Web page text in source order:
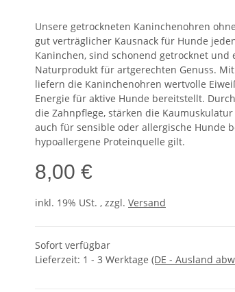
Unsere getrockneten Kaninchenohren
gut verträglicher Kausnack für Hunde
Kaninchen, sind schonend getrocknet
Naturprodukt für artgerechten Genuss.
liefern die Kaninchenohren wertvolle
Energie für aktive Hunde bereitstellt.
die Zahnpflege, stärken die
auch für sensible oder allergische Hunde
hypoallergene Proteinquelle gilt.
8,00 €
inkl. 19% USt. , zzgl. Versand
Sofort verfügbar
Lieferzeit: 1 - 3 Werktage (DE - Ausland